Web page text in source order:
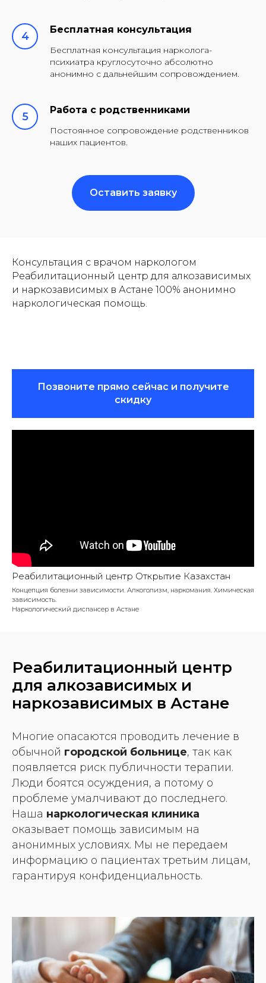
Бесплатная консультация
Бесплатная консультация нарколога-
психиатра круглосуточно абсолютно
анонимно с дальнейшим сопровождением.
Работа с родственниками
Постоянное сопровождение родственников
наших пациентов.
Оставить заявку
Консультация с врачом наркологом
Реабилитационный центр для алкозависимых
и наркозависимых в Астане 100% анонимно
наркологическая помощь.
Позвоните прямо сейчас и получите
скидку
Реабилитационный центр Открытие Казахстан
Концепция болезни зависимости. Алкоголизм, наркомания. Химическая
зависимость.
Наркологический диспансер в Астане
Реабилитационный центр
для алкозависимых и
наркозависимых в Астане
Многие опасаются проводить лечение в
обычной городской больнице, так как
появляется риск публичности терапии.
Люди боятся осуждения, а потому о
проблеме умалчивают до последнего.
Наша наркологическая клиника
оказывает помощь зависимым на
анонимных условиях. Мы не передаем
информацию о пациентах третьим лицам,
гарантируя конфиденциальность.